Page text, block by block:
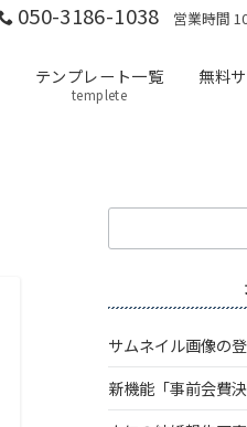
050-3186-1038 営業時間
テンプレート一覧
templete
無料
索：
サムネイル画像の
新機能「事前会費